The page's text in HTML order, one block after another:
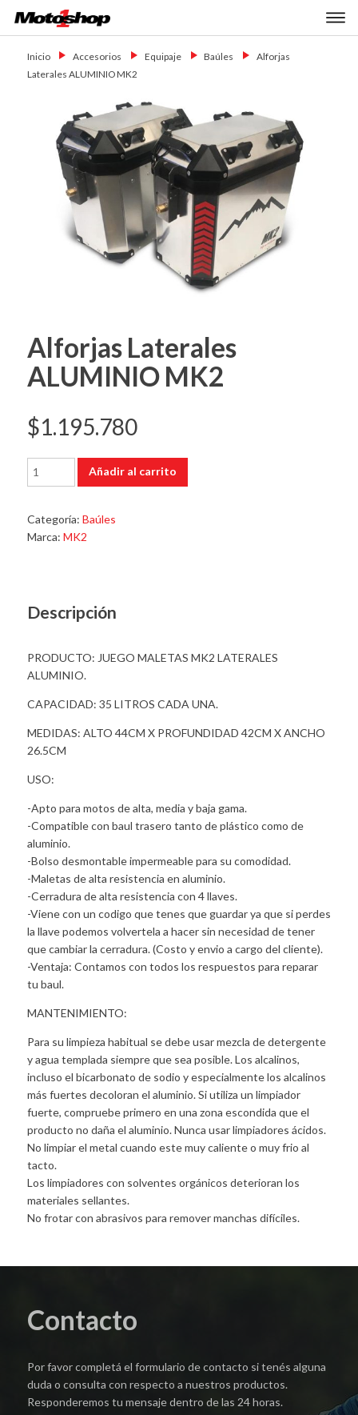
Motoshop
Ezeiza
Primary Menu
Inicio→ Accesorios → Equipaje→ Baúles →
Alforjas
Laterales ALUMINIO MK2
Alforjas Laterales
ALUMINIO MK2
$1.195.780
Alforjas
Laterales
MK2
cantidad
Añadir al carrito
Categoría: Baúles
Marca: MK2
Descripción
PRODUCTO: JUEGO MALETAS MK2 LATERALES
ALUMINIO.
CAPACIDAD: 35 LITROS CADA UNA.
MEDIDAS: ALTO 44CM X PROFUNDIDAD 42CM X ANCHO
26.5CM
USO:
-Apto para motos de alta, media y baja gama.
-Compatible con baul trasero tanto de plástico como de
aluminio.
-Bolso desmontable impermeable para su comodidad.
-Maletas de alta resistencia en aluminio.
-Cerradura de alta resistencia con 4 llaves.
-Viene con un codigo que tenes que guardar ya que si perdes
la llave podemos volvertela a hacer sin necesidad de tener
que cambiar la cerradura. (Costo y envio a cargo del cliente).
-Ventaja: Contamos con todos los respuestos para reparar
tu baul.
MANTENIMIENTO:
Para su limpieza habitual se debe usar mezcla de detergente
y agua templada siempre que sea posible. Los alcalinos,
incluso el bicarbonato de sodio y especialmente los alcalinos
más fuertes decoloran el aluminio. Si utiliza un limpiador
fuerte, compruebe primero en una zona escondida que el
producto no daña el aluminio. Nunca usar limpiadores ácidos.
No limpiar el metal cuando este muy caliente o muy frio al
tacto.
Los limpiadores con solventes orgánicos deterioran los
materiales sellantes.
No frotar con abrasivos para remover manchas difíciles.
Contacto
Por favor completá el formulario de contacto si tenés alguna
duda o consulta con respecto a nuestros productos.
Responderemos tu mensaje dentro de las 24 horas.